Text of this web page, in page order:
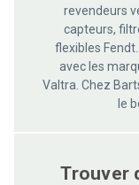
revendeurs
capteurs,
flexibles
avec les
Valtra. Chez
le
Trouver